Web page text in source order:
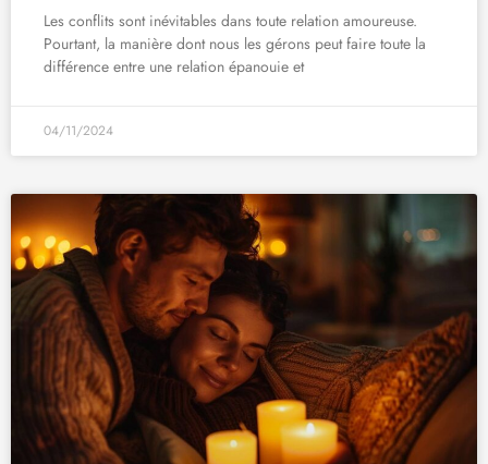
Les conflits sont inévitables dans toute relation amoureuse.
Pourtant, la manière dont nous les gérons peut faire toute la
différence entre une relation épanouie et
04/11/2024